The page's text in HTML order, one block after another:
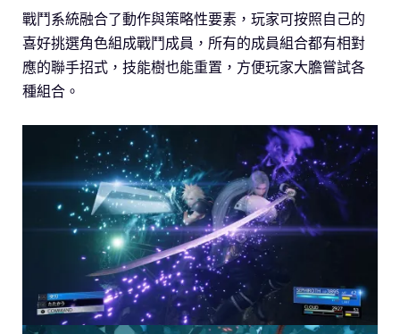
戰鬥系統融合了動作與策略性要素，玩家可按照自己的
喜好挑選角色組成戰鬥成員，所有的成員組合都有相對
應的聯手招式，技能樹也能重置，方便玩家大膽嘗試各
種組合。